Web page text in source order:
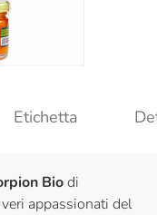
Etichetta
Biodi
appassionati del